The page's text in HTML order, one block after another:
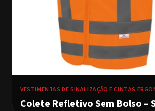
VESTIMENTAS DE SINALIZAÇÃO E CINTAS
Colete Refletivo Sem Bolso –